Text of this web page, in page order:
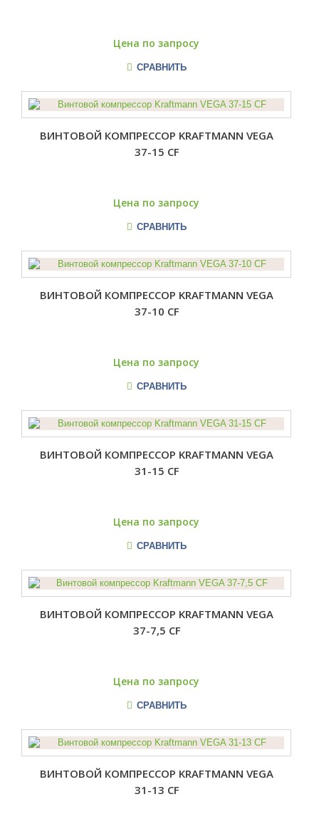
Цена по запросу
СРАВНИТЬ
ВИНТОВОЙ КОМПРЕССОР KRAFTMANN VEGA
37-15 CF
Цена по запросу
СРАВНИТЬ
ВИНТОВОЙ КОМПРЕССОР KRAFTMANN VEGA
37-10 CF
Цена по запросу
СРАВНИТЬ
ВИНТОВОЙ КОМПРЕССОР KRAFTMANN VEGA
31-15 CF
Цена по запросу
СРАВНИТЬ
ВИНТОВОЙ КОМПРЕССОР KRAFTMANN VEGA
37-7,5 CF
Цена по запросу
СРАВНИТЬ
ВИНТОВОЙ КОМПРЕССОР KRAFTMANN VEGA
31-13 CF